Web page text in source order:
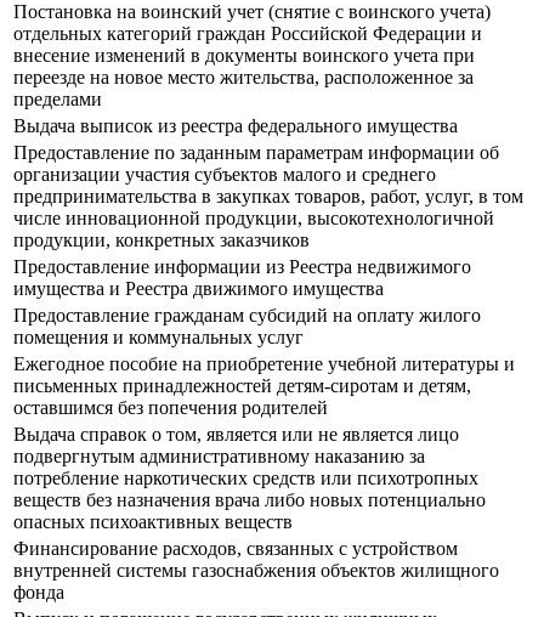
Постановка на воинский учет (снятие с воинского учета)
отдельных категорий граждан Российской Федерации и
внесение изменений в документы воинского учета при
переезде на новое место жительства, расположенное за
пределами
Выдача выписок из реестра федерального имущества
Предоставление по заданным параметрам информации об
организации участия субъектов малого и среднего
предпринимательства в закупках товаров, работ, услуг, в том
числе инновационной продукции, высокотехнологичной
продукции, конкретных заказчиков
Предоставление информации из Реестра недвижимого
имущества и Реестра движимого имущества
Предоставление гражданам субсидий на оплату жилого
помещения и коммунальных услуг
Ежегодное пособие на приобретение учебной литературы и
письменных принадлежностей детям-сиротам и детям,
оставшимся без попечения родителей
Выдача справок о том, является или не является лицо
подвергнутым административному наказанию за
потребление наркотических средств или психотропных
веществ без назначения врача либо новых потенциально
опасных психоактивных веществ
Финансирование расходов, связанных с устройством
внутренней системы газоснабжения объектов жилищного
фонда